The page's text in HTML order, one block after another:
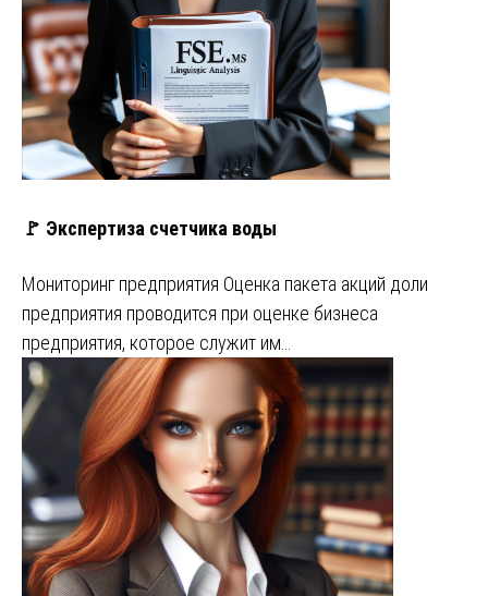
🚩 Экспертиза счетчика воды
Мониторинг предприятия Оценка пакета акций доли
предприятия проводится при оценке бизнеса
предприятия, которое служит им…